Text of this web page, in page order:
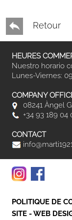
Retour
HEURES
Nuestro horario
Lunes-Viernes:
COMPANY
08241 Àngel
+34 93 189 04
CONTACT
POLITIQUE DE
SITE -WEB